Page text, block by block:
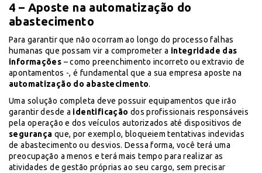
4 – Aposte na automatização do
abastecimento
Para garantir que não ocorram ao longo do processo falhas
humanas que possam vir a comprometer a integridade das
informações – como preenchimento incorreto ou extravio de
apontamentos -, é fundamental que a sua empresa aposte na
automatização do abastecimento.
Uma solução completa deve possuir equipamentos que irão
garantir desde a identificação dos profissionais responsáveis
pela operação e dos veículos autorizados até dispositivos de
segurança que, por exemplo, bloqueiem tentativas indevidas
de abastecimento ou desvios. Dessa forma, você terá uma
preocupação a menos e terá mais tempo para realizar as
atividades de gestão próprias ao seu cargo, sem precisar